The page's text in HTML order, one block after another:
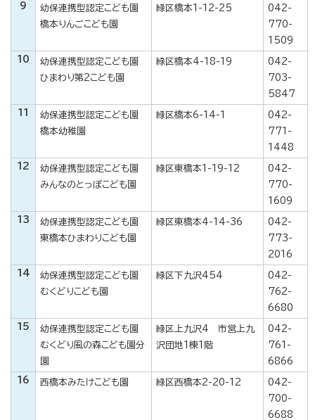
9
幼保連携型認定こども園
橋本りんごこども園
緑区橋本1-12-25
042-
770-
1509
10
幼保連携型認定こども園
ひまわり第2こども園
緑区橋本4-18-19
042-
703-
5847
11
幼保連携型認定こども園
橋本幼稚園
緑区橋本6-14-1
042-
771-
1448
12
幼保連携型認定こども園
みんなのとっぽこども園
緑区東橋本1-19-12
042-
770-
1609
13
幼保連携型認定こども園
東橋本ひまわりこども園
緑区東橋本4-14-36
042-
773-
2016
14
幼保連携型認定こども園
むくどりこども園
緑区下九沢454
042-
762-
6680
15
幼保連携型認定こども園
むくどり風の森こども園分
園
緑区上九沢4 市営上九
沢団地1棟1階
042-
761-
6866
16 西橋本みたけこども園 緑区西橋本2-20-12
042-
700-
6688